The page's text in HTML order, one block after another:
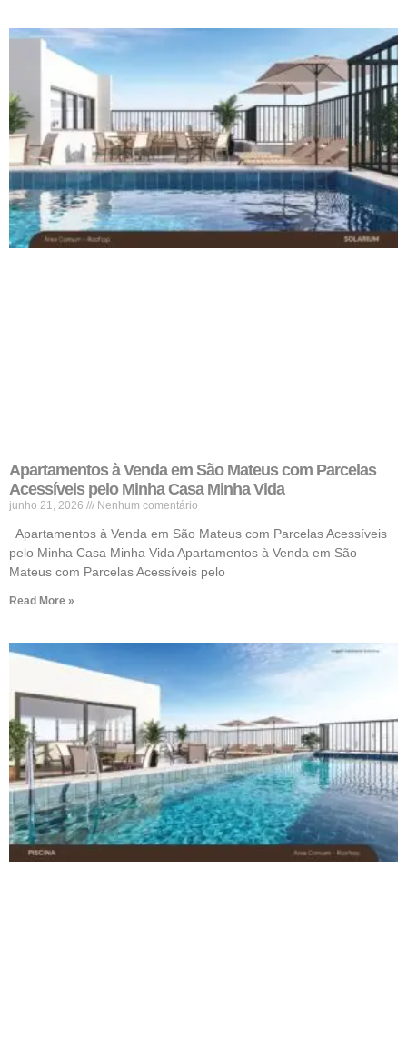
Apartamentos à Venda em São Mateus com Parcelas
Acessíveis pelo Minha Casa Minha Vida
junho 21, 2026 Nenhum comentário
Apartamentos à Venda em São Mateus com Parcelas Acessíveis
pelo Minha Casa Minha Vida Apartamentos à Venda em São
Mateus com Parcelas Acessíveis pelo
Read More »